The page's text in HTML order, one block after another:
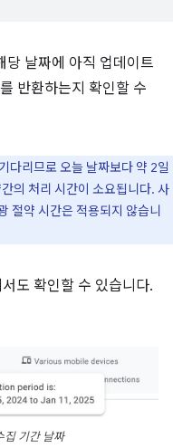
당 날짜에 아직 업데이트
반환하는지 확인할 수
다리므로 오늘 날짜보다 약 2일
의 처리 시간이 소요됩니다. 사
절약 시간은 적용되지 않습니
도 확인할 수 있습니다.
기간 날짜